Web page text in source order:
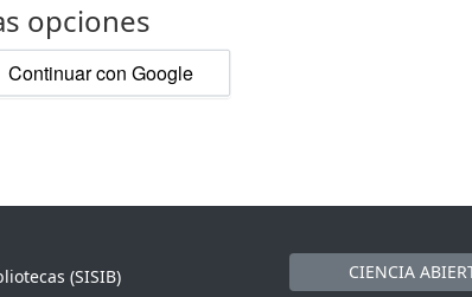
opciones
Continuar con Google
(SISIB)
CIENCIA